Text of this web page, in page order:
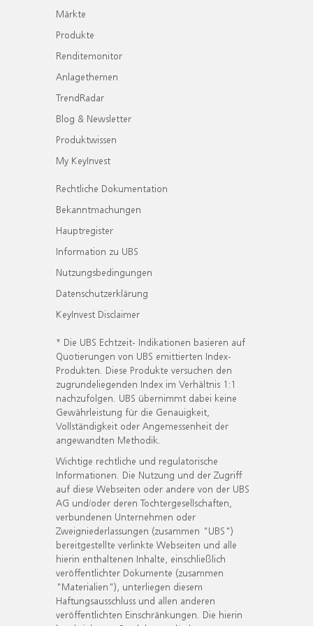
Märkte
Produkte
Renditemonitor
Anlagethemen
TrendRadar
Blog & Newsletter
Produktwissen
My KeyInvest
Rechtliche Dokumentation
Bekanntmachungen
Hauptregister
Information zu UBS
Nutzungsbedingungen
Datenschutzerklärung
KeyInvest Disclaimer
* Die UBS Echtzeit- Indikationen basieren auf
Quotierungen von UBS emittierten Index-
Produkten. Diese Produkte versuchen den
zugrundeliegenden Index im Verhältnis 1:1
nachzufolgen. UBS übernimmt dabei keine
Gewährleistung für die Genauigkeit,
Vollständigkeit oder Angemessenheit der
angewandten Methodik.
Wichtige rechtliche und regulatorische
Informationen. Die Nutzung und der Zugriff
auf diese Webseiten oder andere von der UBS
AG und/oder deren Tochtergesellschaften,
verbundenen Unternehmen oder
Zweigniederlassungen (zusammen "UBS")
bereitgestellte verlinkte Webseiten und alle
hierin enthaltenen Inhalte, einschließlich
veröffentlichter Dokumente (zusammen
"Materialien"), unterliegen diesem
Haftungsausschluss und allen anderen
veröffentlichten Einschränkungen. Die hierin